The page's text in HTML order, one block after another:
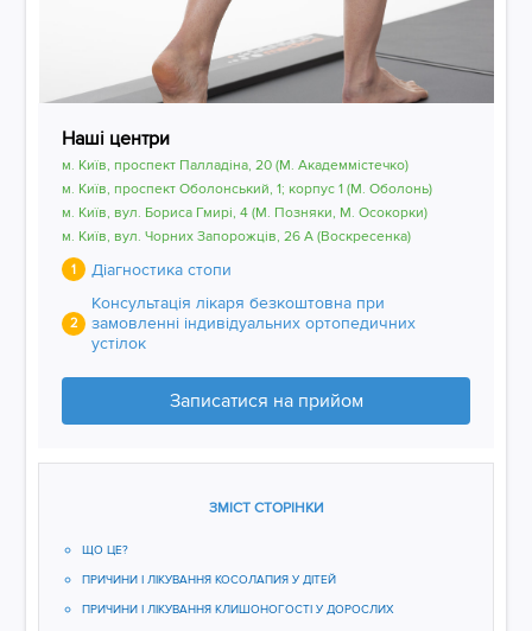
Наші центри
м. Київ, проспект Палладіна, 20 (М. Академмістечко)
м. Київ, проспект Оболонський, 1; корпус 1 (М. Оболонь)
м. Київ, вул. Бориса Гмирі, 4 (М. Позняки, М. Осокорки)
м. Київ, вул. Чорних Запорожців, 26 А (Воскресенка)
1 Діагностика стопи
2
Консультація лікаря безкоштовна при
замовленні індивідуальних ортопедичних
устілок
Записатися на прийом
ЗМІСТ СТОРІНКИ
ЩО ЦЕ?
ПРИЧИНИ І ЛІКУВАННЯ КОСОЛАПИЯ У ДІТЕЙ
ПРИЧИНИ І ЛІКУВАННЯ КЛИШОНОГОСТІ У ДОРОСЛИХ